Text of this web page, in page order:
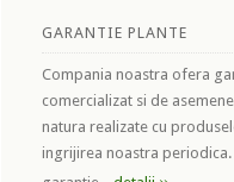
GARANTIE PLANTE
Compania noastra ofera
comercializat si de
natura realizate cu
ingrijirea noastra